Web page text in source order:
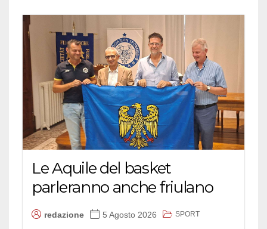
Le Aquile del basket
parleranno anche friulano
redazione 5 Agosto 2026 SPORT